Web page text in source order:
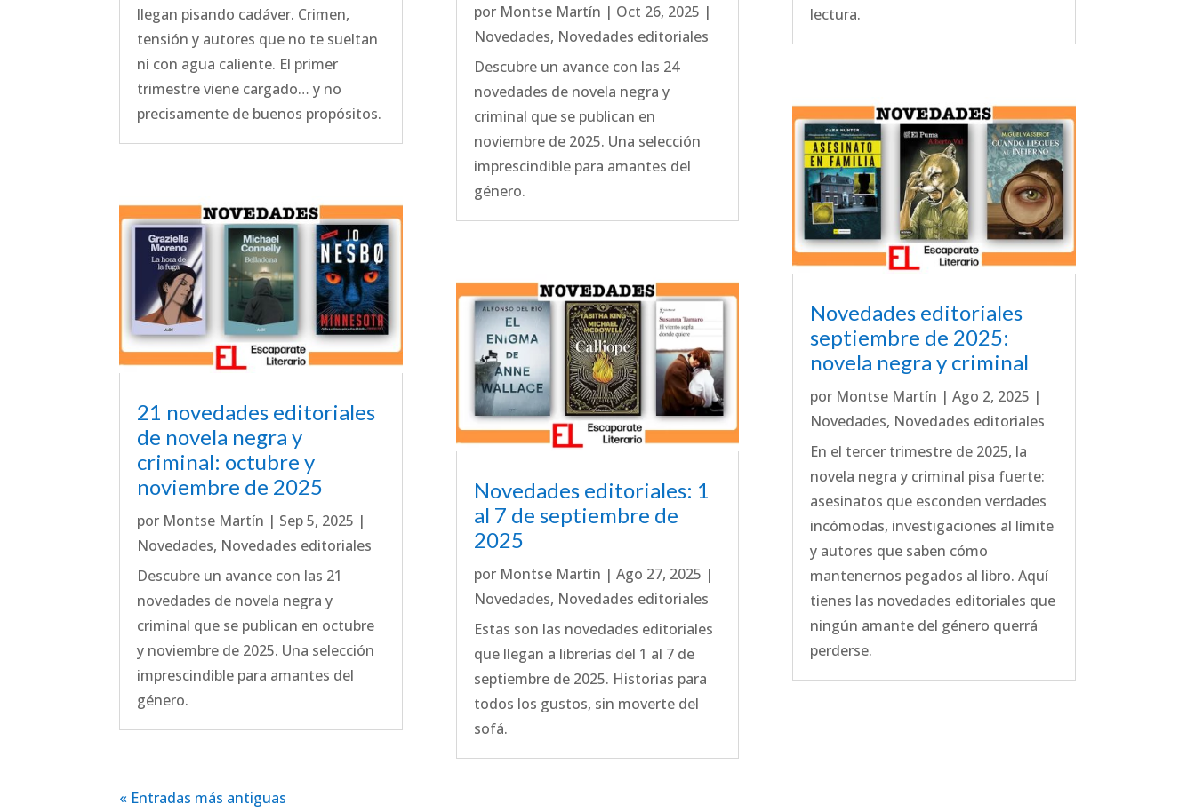
llegan pisando cadáver. Crimen,
tensión y autores que no te sueltan
ni con agua caliente. El primer
trimestre viene cargado… y no
precisamente de buenos propósitos.
21 novedades editoriales
de novela negra y
criminal: octubre y
noviembre de 2025
por Montse Martín | Sep 5, 2025 |
Novedades, Novedades editoriales
Descubre un avance con las 21
novedades de novela negra y
criminal que se publican en octubre
y noviembre de 2025. Una selección
imprescindible para amantes del
género.
por Montse Martín | Oct 26, 2025 |
Novedades, Novedades editoriales
Descubre un avance con las 24
novedades de novela negra y
criminal que se publican en
noviembre de 2025. Una selección
imprescindible para amantes del
género.
Novedades editoriales: 1
al 7 de septiembre de
2025
por Montse Martín | Ago 27, 2025 |
Novedades, Novedades editoriales
Estas son las novedades editoriales
que llegan a librerías del 1 al 7 de
septiembre de 2025. Historias para
todos los gustos, sin moverte del
sofá.
lectura.
Novedades editoriales
septiembre de 2025:
novela negra y criminal
por Montse Martín | Ago 2, 2025 |
Novedades, Novedades editoriales
En el tercer trimestre de 2025, la
novela negra y criminal pisa fuerte:
asesinatos que esconden verdades
incómodas, investigaciones al límite
y autores que saben cómo
mantenernos pegados al libro. Aquí
tienes las novedades editoriales que
ningún amante del género querrá
perderse.
« Entradas más antiguas